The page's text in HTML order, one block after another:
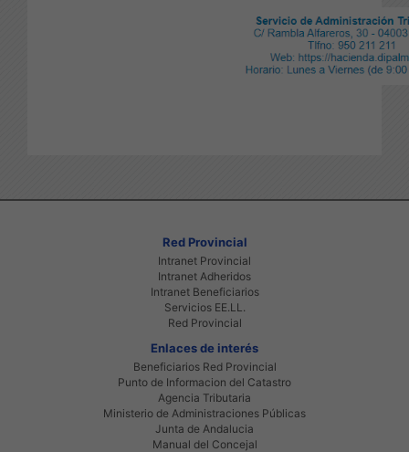
Red Provincial
Intranet Provincial
Intranet Adheridos
Intranet Beneficiarios
Servicios EE.LL.
Red Provincial
Enlaces de interés
Beneficiarios Red Provincial
Punto de Informacion del Catastro
Agencia Tributaria
Ministerio de Administraciones Públicas
Junta de Andalucia
Manual del Concejal